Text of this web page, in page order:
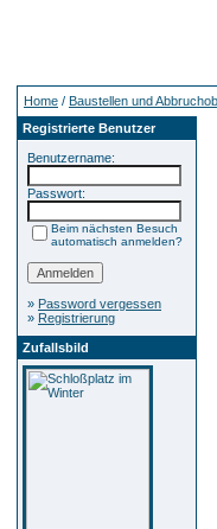
Home / Baustellen und
Registrierte Benutzer
Benutzername:
Passwort:
Beim nächsten Besuch
automatisch anmelden?
» Password vergessen
» Registrierung
Zufallsbild